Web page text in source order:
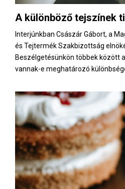
E
N
A különböző tejszínek
Interjúnkban Császár Gábort, a
és Tejtermék Szakbizottság
Beszélgetésünkön többek között
vannak-e meghatározó